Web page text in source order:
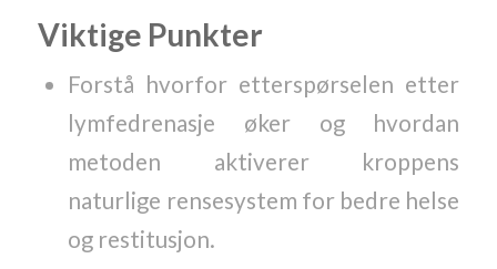
Viktige Punkter
Forstå hvorfor etterspørselen etter
lymfedrenasje øker og hvordan
metoden aktiverer kroppens
naturlige rensesystem for bedre helse
og restitusjon.